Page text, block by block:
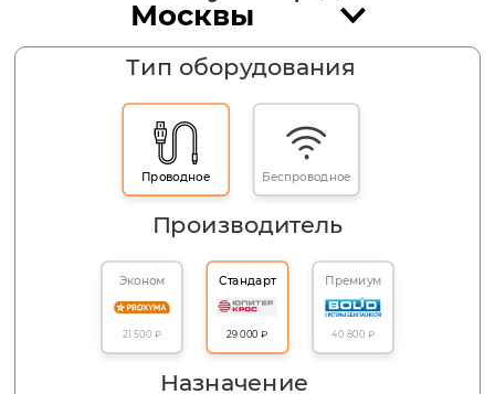
Тип оборудования
Проводное Беспроводное
Производитель
Эконом
21 500 ₽
Стандарт
29 000 ₽
Премиум
40 800 ₽
Назначение